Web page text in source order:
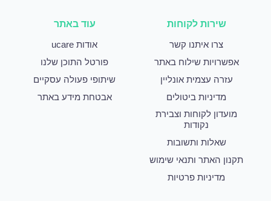
שירות לקוחות
צרו איתנו קשר
אפשרויות שילוח באתר
עזרה עצמית אונליין
מדיניות ביטולים
מועדון לקוחות וצבירת
נקודות
שאלות ותשובות
תקנון האתר ותנאי שימוש
מדיניות פרטיות
עוד באתר
אודות ucare
פורטל התוכן שלנו
שיתופי פעולה עסקיים
אבטחת מידע באתר